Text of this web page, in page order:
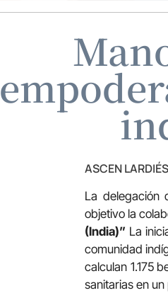
ASCEN LARDIÉS
La delegación
objetivo la
(India)” La
comunidad
calculan 1.175
sanitarias en